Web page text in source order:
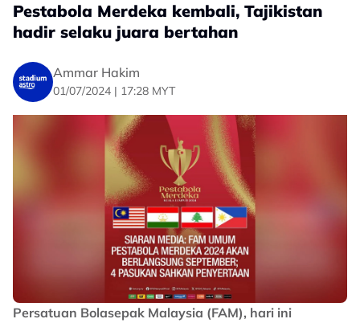
Pestabola Merdeka kembali, Tajikistan
hadir selaku juara bertahan
Ammar Hakim
01/07/2024 | 17:28 MYT
Persatuan Bolasepak Malaysia (FAM), hari ini